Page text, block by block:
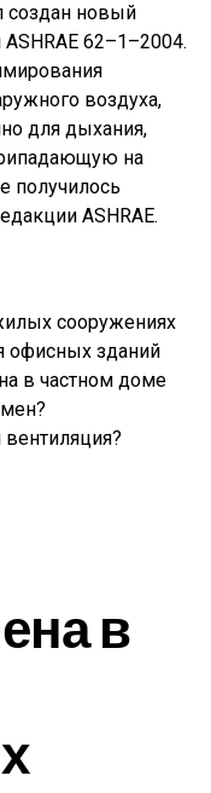
создан новый
62–1–2004.
воздуха,
для дыхания,
на
получилось
ASHRAE.
сооружениях
офисных зданий
в частном доме
в